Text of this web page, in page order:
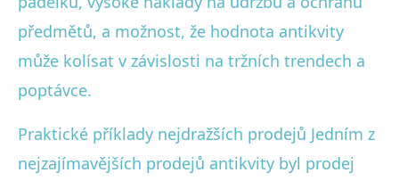
předmětů, a možnost, že hodnota antikvity
může kolísat v závislosti na tržních trendech a
poptávce.
Praktické příklady nejdražších prodejů Jedním z
nejzajímavějších prodejů antikvity byl prodej